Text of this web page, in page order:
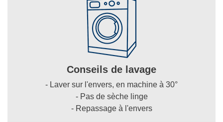
Conseils de lavage
- Laver sur l'envers, en machine à 30°
- Pas de sèche linge
- Repassage à l'envers